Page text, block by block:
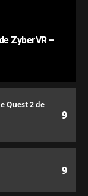
ZyberVR –
Quest 2 de
9
9